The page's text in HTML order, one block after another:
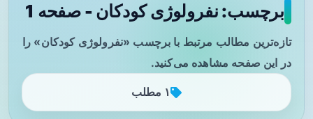
برچسب: نفرولوژی کودکان - صفحه 1
تازه‌ترین مطالب مرتبط با برچسب «نفرولوژی کودکان» را
در این صفحه مشاهده می‌کنید.
۱ مطلب